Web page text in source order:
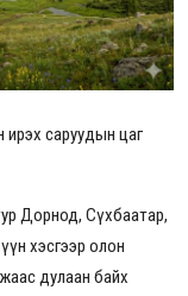
ирэх саруудын цаг
Дорнод, Сүхбаатар,
хэсгээр олон
дулаан байх